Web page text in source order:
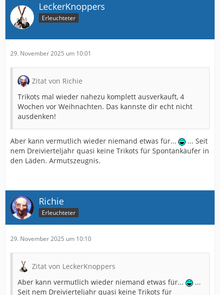
LeckerKnoppers
Erleuchteter
29. November 2025 um 10:01
Zitat von Richie
Trikots mal wieder nahezu komplett ausverkauft, 4
Wochen vor Weihnachten. Das kannste dir echt nicht
ausdenken!
Aber kann vermutlich wieder niemand etwas für...
... Seit
nem Dreivierteljahr quasi keine Trikots für Spontankäufer in
den Läden. Armutszeugnis.
Richie
Erleuchteter
29. November 2025 um 10:10
Zitat von LeckerKnoppers
Aber kann vermutlich wieder niemand etwas für...
...
Seit nem Dreivierteljahr quasi keine Trikots für